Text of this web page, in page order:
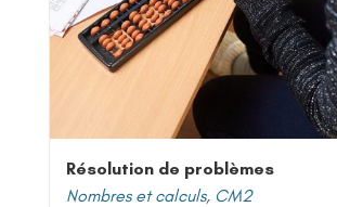
Résolution de problèmes
Nombres et calculs, CM2